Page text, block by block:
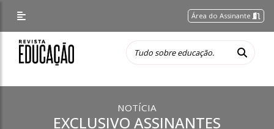
Área do Assinante
NOTÍCIA
EXCLUSIVO ASSINANTES